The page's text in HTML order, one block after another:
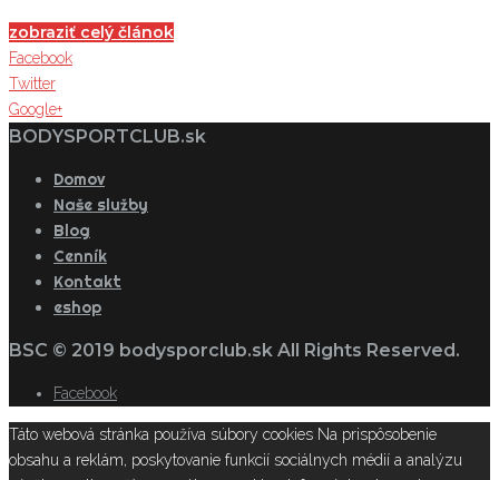
zobraziť celý článok
Facebook
Twitter
Google+
BODYSPORTCLUB.sk
Domov
Naše služby
Blog
Cenník
Kontakt
eshop
BSC © 2019 bodysporclub.sk All Rights Reserved.
Facebook
Táto webová stránka používa súbory cookies Na prispôsobenie
obsahu a reklám, poskytovanie funkcií sociálnych médií a analýzu